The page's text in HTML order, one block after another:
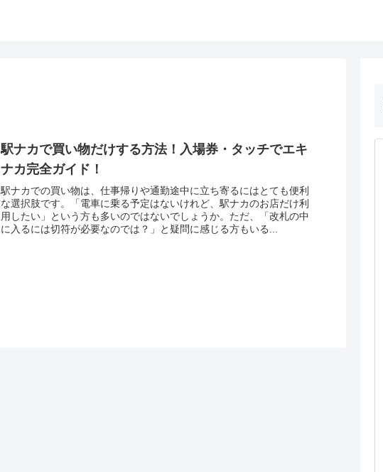
駅ナカで買い物だけする方法！入場券・タッチでエキ
ナカ完全ガイド！
駅ナカでの買い物は、仕事帰りや通勤途中に立ち寄るにはとても便利
な選択肢です。「電車に乗る予定はないけれど、駅ナカのお店だけ利
用したい」という方も多いのではないでしょうか。ただ、「改札の中
に入るには切符が必要なのでは？」と疑問に感じる方もいる...